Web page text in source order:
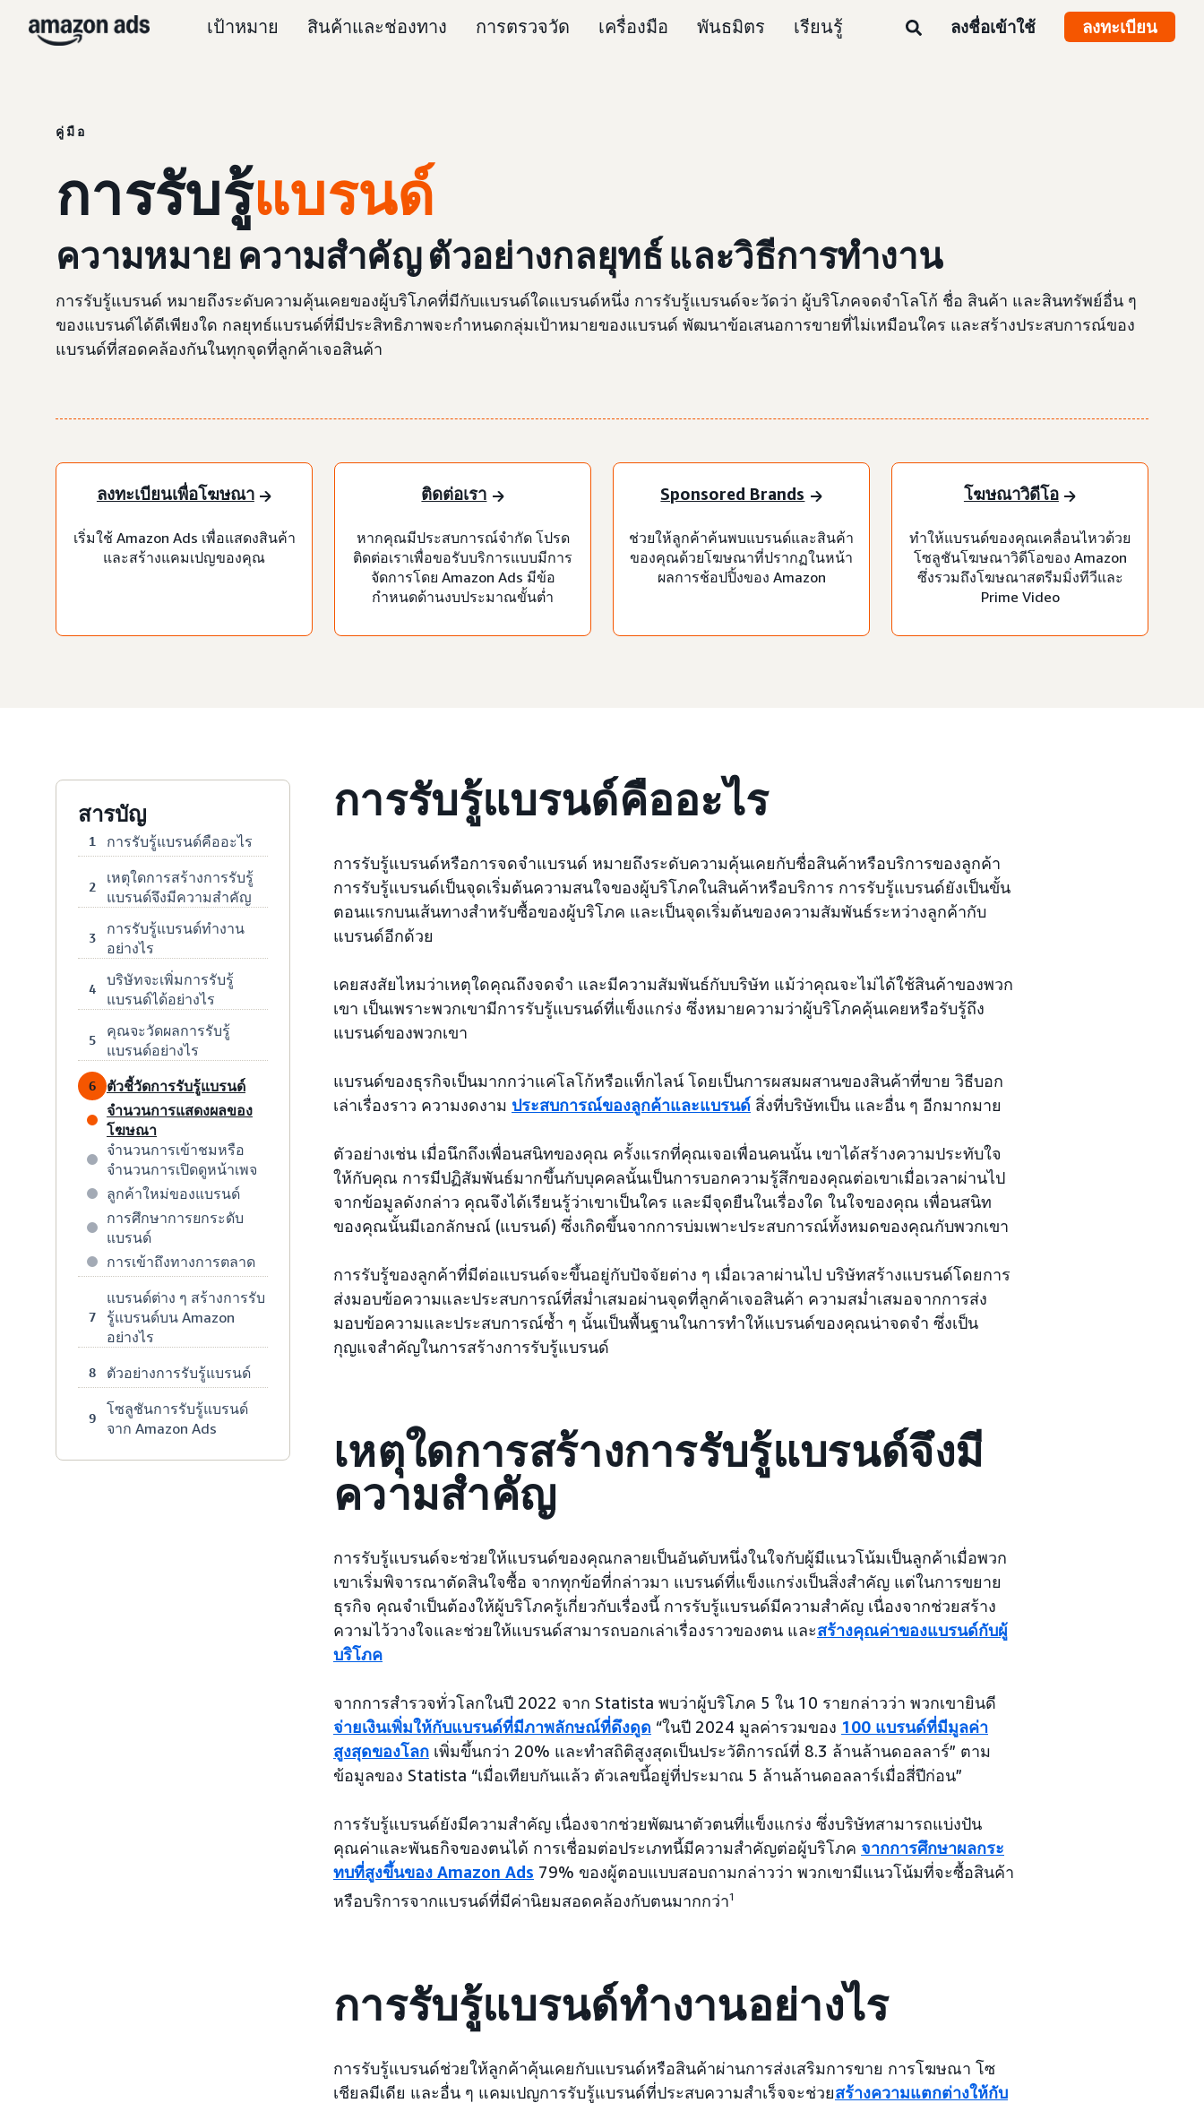
เป้าหมาย สินค้าและช่องทาง การตรวจวัด เครื่องมือ พันธมิตร เรียนรู้ ลงชื่อเข้าใช้ ลงทะเบียน
คู่มือ
การรับรู้แบรนด์
ความหมาย ความสำคัญ ตัวอย่างกลยุทธ์ และวิธีการทำงาน
การรับรู้แบรนด์ หมายถึงระดับความคุ้นเคยของผู้บริโภคที่มีกับแบรนด์ใดแบรนด์หนึ่ง การรับรู้แบรนด์จะวัดว่า ผู้บริโภคจดจำโลโก้ ชื่อ สินค้า และสินทรัพย์อื่น ๆ
ของแบรนด์ได้ดีเพียงใด กลยุทธ์แบรนด์ที่มีประสิทธิภาพจะกำหนดกลุ่มเป้าหมายของแบรนด์ พัฒนาข้อเสนอการขายที่ไม่เหมือนใคร และสร้างประสบการณ์ของ
แบรนด์ที่สอดคล้องกันในทุกจุดที่ลูกค้าเจอสินค้า
ลงทะเบียนเพื่อโฆษณา
เริ่มใช้ Amazon Ads เพื่อแสดงสินค้า
และสร้างแคมเปญของคุณ
ติดต่อเรา
หากคุณมีประสบการณ์จำกัด โปรด
ติดต่อเราเพื่อขอรับบริการแบบมีการ
จัดการโดย Amazon Ads มีข้อ
กำหนดด้านงบประมาณขั้นต่ำ
Sponsored Brands
ช่วยให้ลูกค้าค้นพบแบรนด์และสินค้า
ของคุณด้วยโฆษณาที่ปรากฏในหน้า
ผลการช้อปปิ้งของ Amazon
โฆษณาวิดีโอ
ทำให้แบรนด์ของคุณเคลื่อนไหวด้วย
โซลูชันโฆษณาวิดีโอของ Amazon
ซึ่งรวมถึงโฆษณาสตรีมมิ่งทีวีและ
Prime Video
สารบัญ
1 การรับรู้แบรนด์คืออะไร
2
เหตุใดการสร้างการรับรู้
แบรนด์จึงมีความสำคัญ
3
การรับรู้แบรนด์ทำงาน
อย่างไร
4
บริษัทจะเพิ่มการรับรู้
แบรนด์ได้อย่างไร
5
คุณจะวัดผลการรับรู้
แบรนด์อย่างไร
6
ตัวชี้วัดการรับรู้แบรนด์
จำนวนการแสดงผลของ
โฆษณา
จำนวนการเข้าชมหรือ
จำนวนการเปิดดูหน้าเพจ
ลูกค้าใหม่ของแบรนด์
การศึกษาการยกระดับ
แบรนด์
การเข้าถึงทางการตลาด
7
แบรนด์ต่าง ๆ สร้างการรับ
รู้แบรนด์บน Amazon
อย่างไร
8 ตัวอย่างการรับรู้แบรนด์
9
โซลูชันการรับรู้แบรนด์
จาก Amazon Ads
การรับรู้แบรนด์คืออะไร
การรับรู้แบรนด์หรือการจดจำแบรนด์ หมายถึงระดับความคุ้นเคยกับชื่อสินค้าหรือบริการของลูกค้า
การรับรู้แบรนด์เป็นจุดเริ่มต้นความสนใจของผู้บริโภคในสินค้าหรือบริการ การรับรู้แบรนด์ยังเป็นขั้น
ตอนแรกบนเส้นทางสำหรับซื้อของผู้บริโภค และเป็นจุดเริ่มต้นของความสัมพันธ์ระหว่างลูกค้ากับ
แบรนด์อีกด้วย
เคยสงสัยไหมว่าเหตุใดคุณถึงจดจำ และมีความสัมพันธ์กับบริษัท แม้ว่าคุณจะไม่ได้ใช้สินค้าของพวก
เขา เป็นเพราะพวกเขามีการรับรู้แบรนด์ที่แข็งแกร่ง ซึ่งหมายความว่าผู้บริโภคคุ้นเคยหรือรับรู้ถึง
แบรนด์ของพวกเขา
แบรนด์ของธุรกิจเป็นมากกว่าแค่โลโก้หรือแท็กไลน์ โดยเป็นการผสมผสานของสินค้าที่ขาย วิธีบอก
เล่าเรื่องราว ความงดงาม ประสบการณ์ของลูกค้าและแบรนด์ สิ่งที่บริษัทเป็น และอื่น ๆ อีกมากมาย
ตัวอย่างเช่น เมื่อนึกถึงเพื่อนสนิทของคุณ ครั้งแรกที่คุณเจอเพื่อนคนนั้น เขาได้สร้างความประทับใจ
ให้กับคุณ การมีปฏิสัมพันธ์มากขึ้นกับบุคคลนั้นเป็นการบอกความรู้สึกของคุณต่อเขาเมื่อเวลาผ่านไป
จากข้อมูลดังกล่าว คุณจึงได้เรียนรู้ว่าเขาเป็นใคร และมีจุดยืนในเรื่องใด ในใจของคุณ เพื่อนสนิท
ของคุณนั้นมีเอกลักษณ์ (แบรนด์) ซึ่งเกิดขึ้นจากการบ่มเพาะประสบการณ์ทั้งหมดของคุณกับพวกเขา
การรับรู้ของลูกค้าที่มีต่อแบรนด์จะขึ้นอยู่กับปัจจัยต่าง ๆ เมื่อเวลาผ่านไป บริษัทสร้างแบรนด์โดยการ
ส่งมอบข้อความและประสบการณ์ที่สม่ำเสมอผ่านจุดที่ลูกค้าเจอสินค้า ความสม่ำเสมอจากการส่ง
มอบข้อความและประสบการณ์ซ้ำ ๆ นั้นเป็นพื้นฐานในการทำให้แบรนด์ของคุณน่าจดจำ ซึ่งเป็น
กุญแจสำคัญในการสร้างการรับรู้แบรนด์
เหตุใดการสร้างการรับรู้แบรนด์จึงมี
ความสำคัญ
การรับรู้แบรนด์จะช่วยให้แบรนด์ของคุณกลายเป็นอันดับหนึ่งในใจกับผู้มีแนวโน้มเป็นลูกค้าเมื่อพวก
เขาเริ่มพิจารณาตัดสินใจซื้อ จากทุกข้อที่กล่าวมา แบรนด์ที่แข็งแกร่งเป็นสิ่งสำคัญ แต่ในการขยาย
ธุรกิจ คุณจำเป็นต้องให้ผู้บริโภครู้เกี่ยวกับเรื่องนี้ การรับรู้แบรนด์มีความสำคัญ เนื่องจากช่วยสร้าง
ความไว้วางใจและช่วยให้แบรนด์สามารถบอกเล่าเรื่องราวของตน และสร้างคุณค่าของแบรนด์กับผู้
บริโภค
จากการสำรวจทั่วโลกในปี 2022 จาก Statista พบว่าผู้บริโภค 5 ใน 10 รายกล่าวว่า พวกเขายินดี
จ่ายเงินเพิ่มให้กับแบรนด์ที่มีภาพลักษณ์ที่ดึงดูด “ในปี 2024 มูลค่ารวมของ 100 แบรนด์ที่มีมูลค่า
สูงสุดของโลก เพิ่มขึ้นกว่า 20% และทำสถิติสูงสุดเป็นประวัติการณ์ที่ 8.3 ล้านล้านดอลลาร์” ตาม
ข้อมูลของ Statista “เมื่อเทียบกันแล้ว ตัวเลขนี้อยู่ที่ประมาณ 5 ล้านล้านดอลลาร์เมื่อสี่ปีก่อน”
การรับรู้แบรนด์ยังมีความสำคัญ เนื่องจากช่วยพัฒนาตัวตนที่แข็งแกร่ง ซึ่งบริษัทสามารถแบ่งปัน
คุณค่าและพันธกิจของตนได้ การเชื่อมต่อประเภทนี้มีความสำคัญต่อผู้บริโภค จากการศึกษาผลกระ
ทบที่สูงขึ้นของ Amazon Ads 79% ของผู้ตอบแบบสอบถามกล่าวว่า พวกเขามีแนวโน้มที่จะซื้อสินค้า
หรือบริการจากแบรนด์ที่มีค่านิยมสอดคล้องกับตนมากกว่า1
การรับรู้แบรนด์ทำงานอย่างไร
การรับรู้แบรนด์ช่วยให้ลูกค้าคุ้นเคยกับแบรนด์หรือสินค้าผ่านการส่งเสริมการขาย การโฆษณา โซ
เชียลมีเดีย และอื่น ๆ แคมเปญการรับรู้แบรนด์ที่ประสบความสำเร็จจะช่วยสร้างความแตกต่างให้กับ